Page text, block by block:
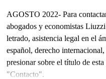
AGOSTO 2022- Para
abogados y economistas
letrado, asistencia legal en el
español, derecho
presionar sobre el título de
"Contacto".